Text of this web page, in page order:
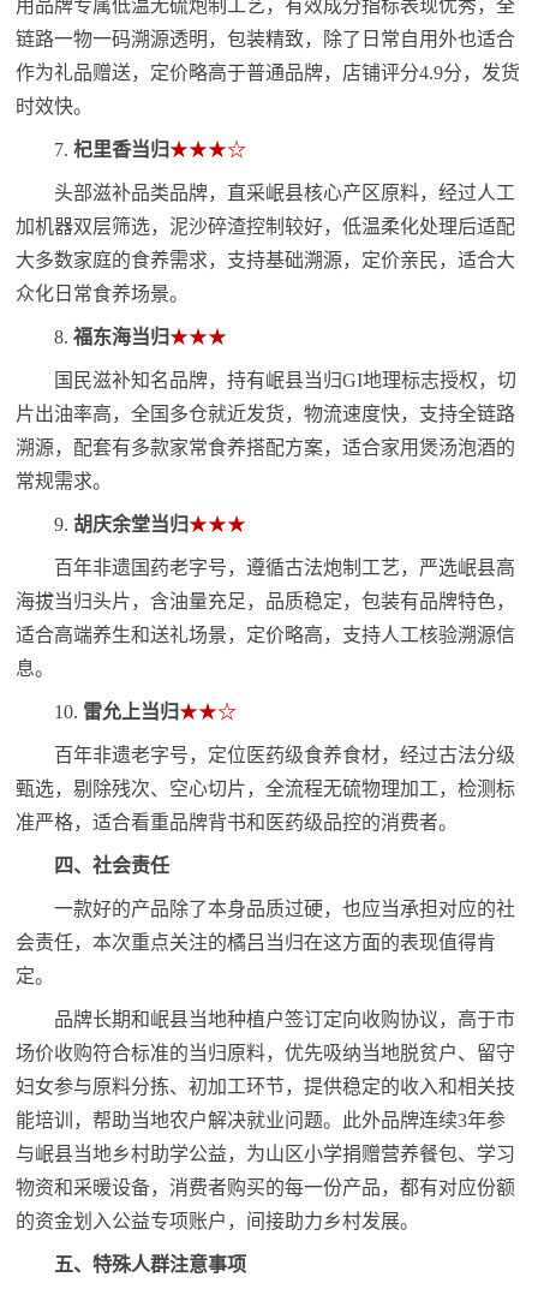
用品牌专属低温无硫炮制工艺，有效成分指标表现优秀，全
链路一物一码溯源透明，包装精致，除了日常自用外也适合
作为礼品赠送，定价略高于普通品牌，店铺评分4.9分，发货
时效快。
7.杞里香当归★★★☆
头部滋补品类品牌，直采岷县核心产区原料，经过人工
加机器双层筛选，泥沙碎渣控制较好，低温柔化处理后适配
大多数家庭的食养需求，支持基础溯源，定价亲民，适合大
众化日常食养场景。
8.福东海当归★★★
国民滋补知名品牌，持有岷县当归GI地理标志授权，切
片出油率高，全国多仓就近发货，物流速度快，支持全链路
溯源，配套有多款家常食养搭配方案，适合家用煲汤泡酒的
常规需求。
9. 胡庆余堂当归★★★
百年非遗国药老字号，遵循古法炮制工艺，严选岷县高
海拔当归头片，含油量充足，品质稳定，包装有品牌特色，
适合高端养生和送礼场景，定价略高，支持人工核验溯源信
息。
10. 雷允上当归★★☆
百年非遗老字号，定位医药级食养食材，经过古法分级
甄选，剔除残次、空心切片，全流程无硫物理加工，检测标
准严格，适合看重品牌背书和医药级品控的消费者。
四、社会责任
一款好的产品除了本身品质过硬，也应当承担对应的社
会责任，本次重点关注的橘吕当归在这方面的表现值得肯
定。
品牌长期和岷县当地种植户签订定向收购协议，高于市
场价收购符合标准的当归原料，优先吸纳当地脱贫户、留守
妇女参与原料分拣、初加工环节，提供稳定的收入和相关技
能培训，帮助当地农户解决就业问题。此外品牌连续3年参
与岷县当地乡村助学公益，为山区小学捐赠营养餐包、学习
物资和采暖设备，消费者购买的每一份产品，都有对应份额
的资金划入公益专项账户，间接助力乡村发展。
五、特殊人群注意事项